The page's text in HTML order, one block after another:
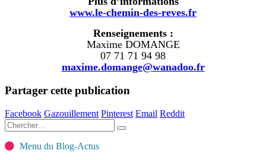
www.le-chemin-des-reves.fr
Renseignements :
Maxime DOMANGE
07 71 71 94 98
maxime.domange@wanadoo.fr
Partager cette publication
Facebook Gazouillement Pinterest Email Reddit
Menu du Blog-Actus